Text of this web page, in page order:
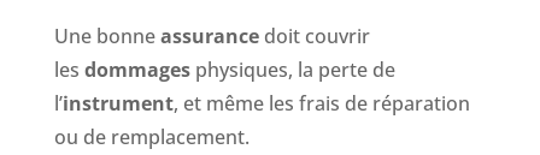
Une bonneassurancedoit couvrir
les dommagesphysiques, la perte de
l’instrument, et même les frais de réparation
ou de remplacement.